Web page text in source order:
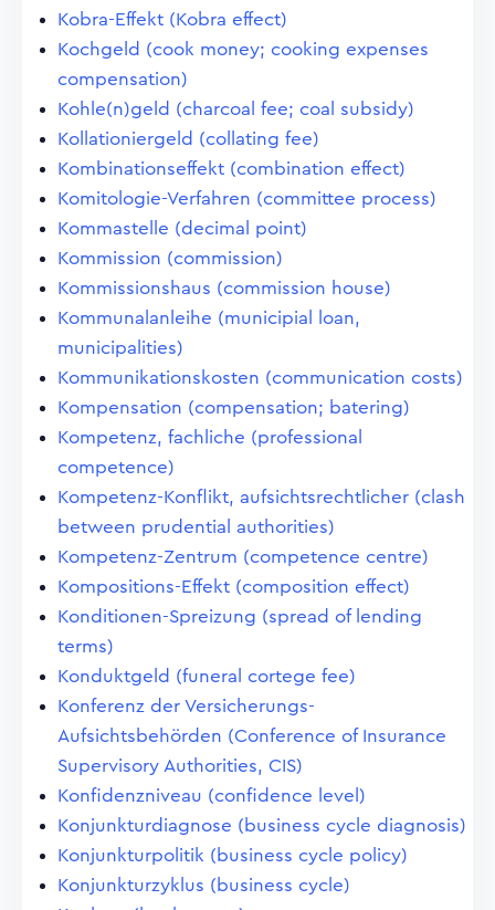
Kobra-Effekt (Kobra effect)
Kochgeld (cook money; cooking expenses
compensation)
Kohle(n)geld (charcoal fee; coal subsidy)
Kollationiergeld (collating fee)
Kombinationseffekt (combination effect)
Komitologie-Verfahren (committee process)
Kommastelle (decimal point)
Kommission (commission)
Kommissionshaus (commission house)
Kommunalanleihe (municipial loan,
municipalities)
Kommunikationskosten (communication costs)
Kompensation (compensation; batering)
Kompetenz, fachliche (professional
competence)
Kompetenz-Konflikt, aufsichtsrechtlicher (clash
between prudential authorities)
Kompetenz-Zentrum (competence centre)
Kompositions-Effekt (composition effect)
Konditionen-Spreizung (spread of lending
terms)
Konduktgeld (funeral cortege fee)
Konferenz der Versicherungs-
Aufsichtsbehörden (Conference of Insurance
Supervisory Authorities, CIS)
Konfidenzniveau (confidence level)
Konjunkturdiagnose (business cycle diagnosis)
Konjunkturpolitik (business cycle policy)
Konjunkturzyklus (business cycle)